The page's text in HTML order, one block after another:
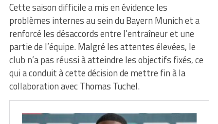
Cette saison difficile a mis en évidence les
problèmes internes au sein du Bayern Munich et a
renforcé les désaccords entre l’entraîneur et une
partie de l’équipe. Malgré les attentes élevées, le
club n’a pas réussi à atteindre les objectifs fixés, ce
qui a conduit à cette décision de mettre fin à la
collaboration avec Thomas Tuchel.